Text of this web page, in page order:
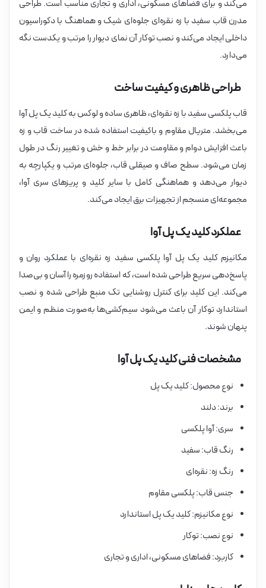
می‌کند و برای فضاهای مسکونی، اداری و تجاری مناسب است. طراحی
مدرن قاب سفید با زه نقره‌ای جلوه‌ای شیک و هماهنگ با دکوراسیون
داخلی ایجاد می‌کند و نصب توکار آن نمای دیوار را مرتب و یکدست نگه
می‌دارد.
طراحی ظاهری و کیفیت ساخت
قاب پلکسی سفید با زه نقره‌ای، ظاهری ساده و لوکس به کلید یک پل آوا
می‌بخشد. متریال مقاوم و باکیفیت استفاده شده در ساخت قاب و زه
باعث افزایش دوام و مقاومت در برابر خط و خش و تغییر رنگ در طول
زمان می‌شود. سطح صاف و صیقلی قاب، جلوه‌ای مرتب و یکپارچه به
دیوار می‌دهد و هماهنگی کامل با سایر کلید و پریزهای سری آوا،
مجموعه‌ای منسجم از تجهیزات برق ایجاد می‌کند.
عملکرد کلید یک پل آوا
مکانیزم کلید یک پل آوا پلکسی سفید زه نقره‌ای با عملکرد روان و
پاسخ‌دهی سریع طراحی شده است، که استفاده روزمره را آسان و بی‌صدا
می‌کند. این کلید برای کنترل روشنایی تک منبع طراحی شده و نصب
استاندارد توکار آن باعث می‌شود سیم‌کشی‌ها به‌صورت منظم و ایمن
پنهان شوند.
مشخصات فنی کلید یک پل آوا
نوع محصول: کلید یک پل
برند: دلند
سری: آوا پلکسی
رنگ قاب: سفید
رنگ زه: نقره‌ای
جنس قاب: پلکسی مقاوم
نوع مکانیزم: کلید یک پل استاندارد
نوع نصب: توکار
کاربرد: فضاهای مسکونی، اداری و تجاری